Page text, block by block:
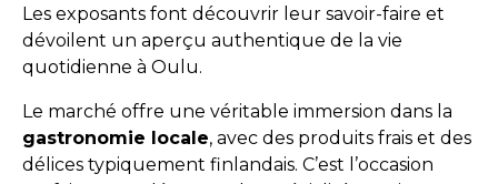
Les exposants font découvrir leur savoir-faire et
dévoilent un aperçu authentique de la vie
quotidienne à Oulu.
Le marché offre une véritable immersion dans la
gastronomie locale, avec des produits frais et des
délices typiquement finlandais. C’est l’occasion